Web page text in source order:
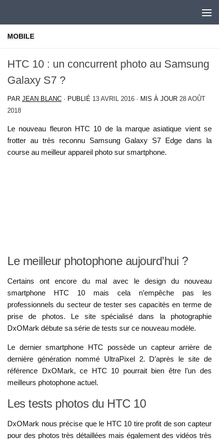
MOBILE
HTC 10 : un concurrent photo au Samsung
Galaxy S7 ?
PAR JEAN BLANC · PUBLIÉ 13 AVRIL 2016 · MIS À JOUR 28 AOÛT
2018
Le nouveau fleuron HTC 10 de la marque asiatique vient se
frotter au très reconnu Samsung Galaxy S7 Edge dans la
course au meilleur appareil photo sur smartphone.
Le meilleur photophone aujourd’hui ?
Certains ont encore du mal avec le design du nouveau
smartphone HTC 10 mais cela n’empêche pas les
professionnels du secteur de tester ses capacités en terme de
prise de photos. Le site spécialisé dans la photographie
DxOMark débute sa série de tests sur ce nouveau modèle.
Le dernier smartphone HTC possède un capteur arrière de
dernière génération nommé UltraPixel 2. D’après le site de
référence DxOMark, ce HTC 10 pourrait bien être l’un des
meilleurs photophone actuel.
Les tests photos du HTC 10
DxOMark nous précise que le HTC 10 tire profit de son capteur
pour des photos très détaillées mais également des vidéos très